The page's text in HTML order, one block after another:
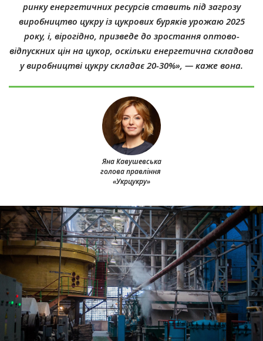
Яна Кавушевська
голова правління
«Укрцукру»
ринку енергетичних ресурсів ставить під загрозу
виробництво цукру із цукрових буряків урожаю 2025
року, і, вірогідно, призведе до зростання оптово-
відпускних цін на цукор, оскільки енергетична складова
у виробництві цукру складає 20-30%», — каже вона.